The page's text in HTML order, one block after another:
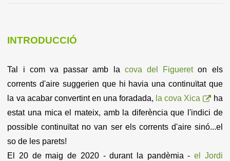
INTRODUCCIÓ
Tal i com va passar amb la cova del Figuereton els
corrents d'aire suggerien que hi havia una continuïtat que
la va acabar convertint en una foradada, la cova Xica
ha
estat una mica el mateix, amb la diferència que l'indici de
possible continuïtat no van ser els corrents d'aire sinó...el
so de les parets!
El 20 de maig de 2020 - durant la pandèmia - el Jordi